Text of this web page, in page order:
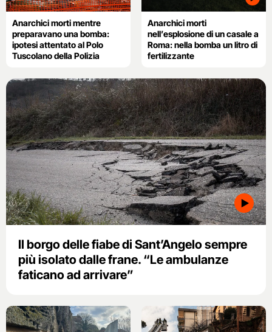
Anarchici morti mentre
preparavano una bomba:
ipotesi attentato al Polo
Tuscolano della Polizia
Anarchici morti
nell’esplosione di un casale a
Roma: nella bomba un litro di
fertilizzante
Il borgo delle fiabe di Sant’Angelo sempre
più isolato dalle frane. “Le ambulanze
faticano ad arrivare”